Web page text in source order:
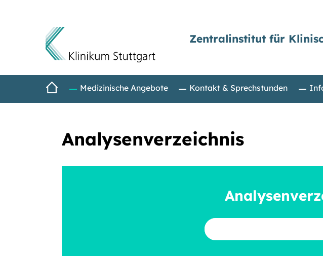
Direkt zum Inhalt
Zentralinstitut für
StartseiteMedizinische Angebote Kontakt & Sprechstunden
Analysenverzeichnis
Suchbegriff